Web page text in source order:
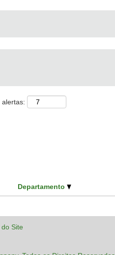
Departamento
Site